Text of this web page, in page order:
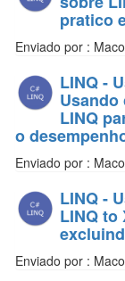
pratico
Enviado por :
LINQ -
LINQ
o
Enviado por :
LINQ -
LINQ to
Enviado por :